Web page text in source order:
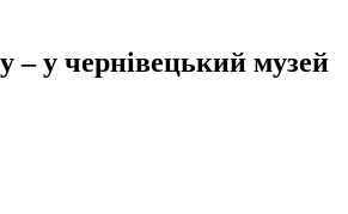
– у чернівецький музей